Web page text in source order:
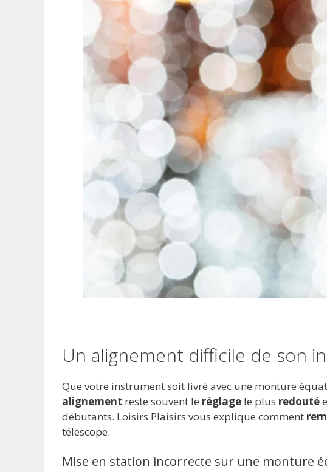
Un alignement difficile de son
Que votre instrument soit livré avec une monture
alignement reste souvent le réglage le plus redouté
débutants. Loisirs Plaisirs vous explique comment
télescope.
Mise en station incorrecte sur une monture